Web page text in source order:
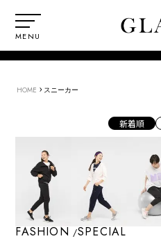
MENU
HOME › スニーカー
新着順
FASHION SPECIAL